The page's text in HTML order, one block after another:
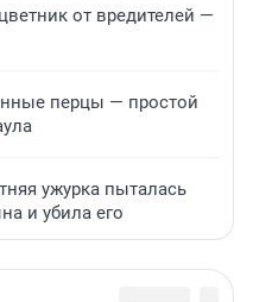
от вредителей —
перцы — простой
ужурка пыталась
и убила его